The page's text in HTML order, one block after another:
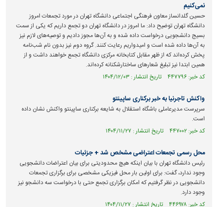
نمی‌کنیم
حسین گلدانساز معاون فرهنگی اجتماعی دانشگاه تهران در مورد تجمعات امروز
دانشگاه تهران توضیح داد: ما امروز در دانشگاه تهران دو تجمع داریم که یکی از سمت
بسیج دانشجویی درخواست داده شده و به آن‌ها مجوز دادیم و توصیه‌های لازم نیز
به آن‌ها داده شده است و امیدواریم رعایت کنند. گروه دوم نیز بدون نام شب‌نامه
پخش کرده‌اند که از ظهر مقابل کتابخانه مرکزی دانشگاه تجمع خواهند داشت و از
همین ابتدا نیز تبلیغ شعارهای ساختارشکنانه کرده‌اند.
کد خبر: ۴۴۷۷۹۶ تاریخ انتشار : ۱۴۰۴/۱۲/۰۳
واکنش تاجرنیا به خبر برکناری ساپینتو
سرپرست مدیرعاملی باشگاه استقلال به شایعه برکناری ساپینتو واکنش نشان داده
است.
کد خبر: ۴۴۷۰۰۲ تاریخ انتشار : ۱۴۰۴/۱۱/۲۷
محل رسمی تجمعات اعتراضی مشخص شد + جزئیات
رئیس دانشگاه تهران با بیان اینکه هیچ محدودیتی برای بیان اعتراضات دانشجویی
وجود ندارد، گفت: برای اولین بار محل فیزیکی مشخصی برای برگزاری تجمعات
دانشجویی در نظر گرفتیم که امکان برگزاری تجمع حتی با درخواست سه دانشجو نیز
وجود دارد.
کد خبر: ۴۴۶۹۷۸ تاریخ انتشار : ۱۴۰۴/۱۱/۲۷